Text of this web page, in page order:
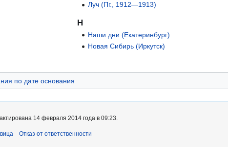
Луч (Пг., 1912—1913)
Н
Наши дни (Екатеринбург)
Новая Сибирь (Иркутск)
по дате основания
14 февраля 2014 года в 09:23.
Отказ от ответственности